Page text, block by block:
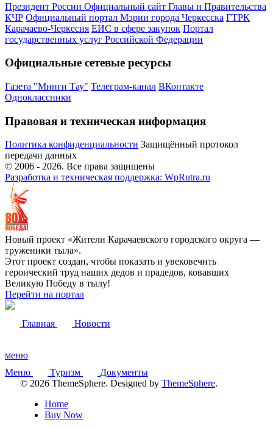
Президент России Официальный сайт Главы и Правительства
КЧР Официальный портал Мэрии города Черкесска ГТРК
Карачаево-Черкесия ЕИС в сфере закупок Портал
государственных услуг Российской Федерации
Официальные сетевые ресурсы
Газета "Минги Тау" Телеграм-канал ВКонтакте
Одноклассники
Правовая и техническая информация
Политика конфиденциальности Защищённый протокол
передачи данных
© 2006 - 2026. Все права защищены
Разработка и техническая поддержка: WpRutra.ru
Новый проект «Жители Карачаевского городского округа —
труженики тыла».
Этот проект создан, чтобы показать и увековечить
героический труд наших дедов и прадедов, ковавших
Великую Победу в тылу!
Перейти на портал
Главная Новости
меню
Меню
Туризм
Документы
© 2026 ThemeSphere. Designed by ThemeSphere.
Home
Buy Now